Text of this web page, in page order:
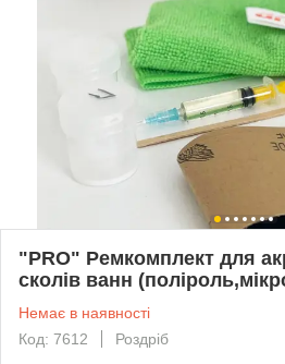
"PRO" Ремкомплект для
сколів ванн
Немає в наявності
Код: 7612
Роздріб